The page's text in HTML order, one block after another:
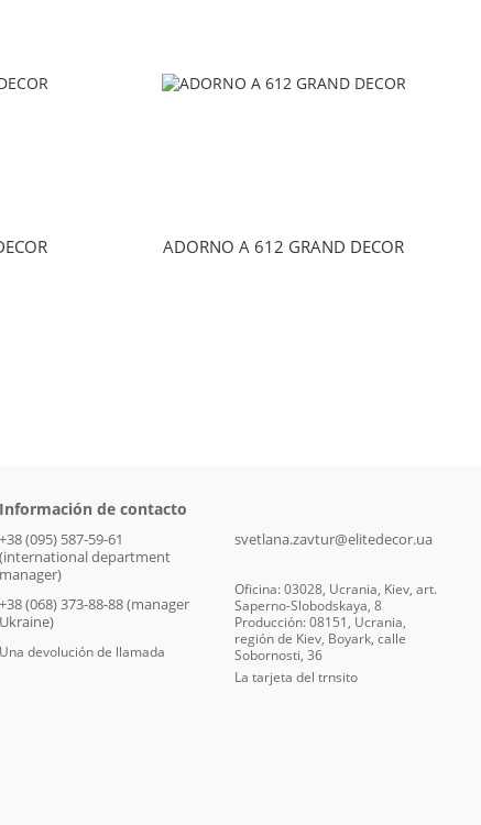
ADORNO A 612 GRAND DECOR
Información de contacto
+38 (095) 587-59-61
(international department
manager)
+38 (068) 373-88-88 (manager
Ukraine)
Una devolución de llamada
svetlana.zavtur@elitedecor.ua
Oficina: 03028, Ucrania, Kiev, art.
Saperno-Slobodskaya, 8
Producción: 08151, Ucrania,
región de Kiev, Boyark, calle
Sobornosti, 36
La tarjeta del trnsito